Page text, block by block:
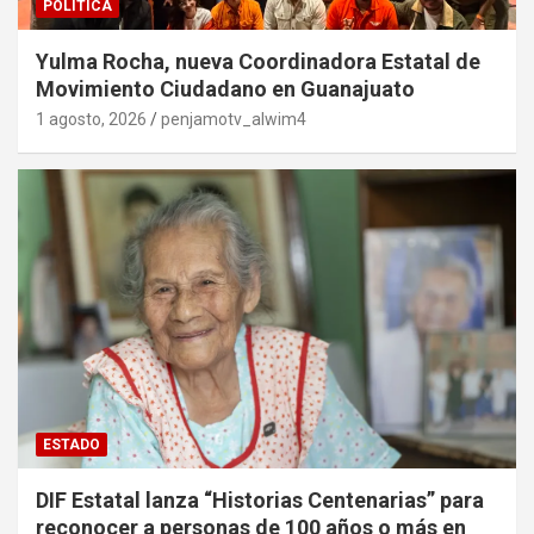
POLITICA
Yulma Rocha, nueva Coordinadora Estatal de
Movimiento Ciudadano en Guanajuato
1 agosto, 2026 penjamotv_alwim4
ESTADO
DIF Estatal lanza “Historias Centenarias” para
reconocer a personas de 100 años o más en